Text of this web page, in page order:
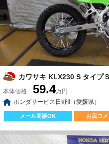
カワサキ KLX230 S タイプ
本体価格 59.4万円
ホンダサービス日野Ⅱ（愛媛県）
メール商談OK お店コメ